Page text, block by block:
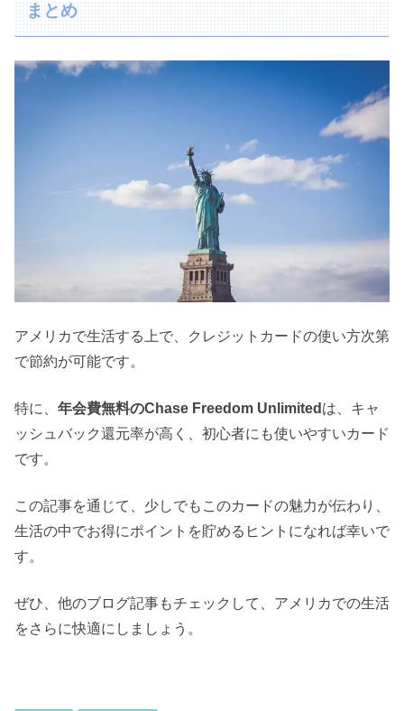
まとめ
アメリカで生活する上で、クレジットカードの使い方次第
で節約が可能です。
特に、 年会費無料のChase Freedom Unlimited は、キャ
ッシュバック還元率が高く、初心者にも使いやすいカード
です。
この記事を通じて、少しでもこのカードの魅力が伝わり、
生活の中でお得にポイントを貯めるヒントになれば幸いで
す。
ぜひ、他のブログ記事もチェックして、アメリカでの生活
をさらに快適にしましょう。